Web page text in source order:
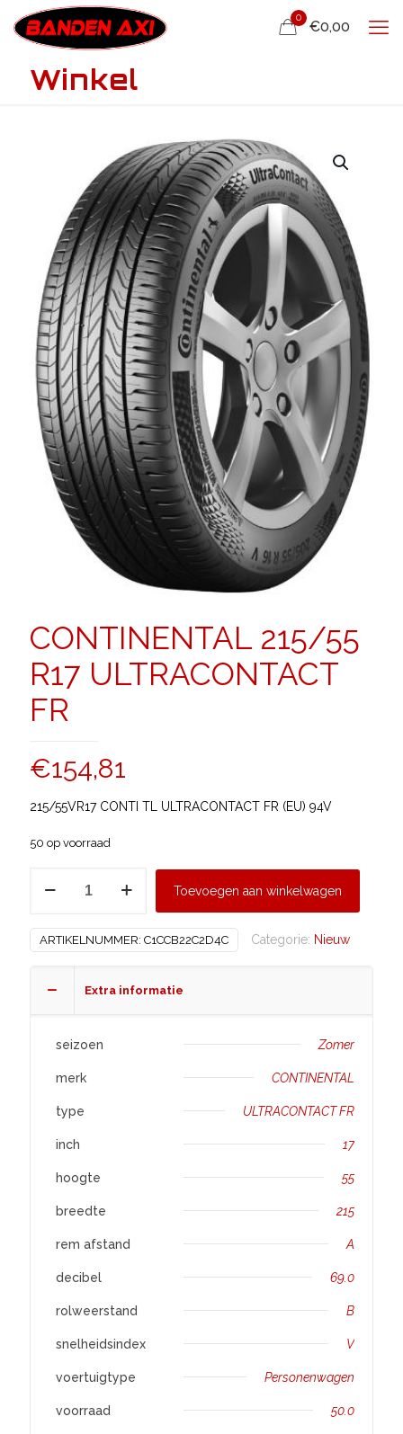
0
€0,00
Winkel
CONTINENTAL 215/55
R17 ULTRACONTACT
FR
€154,81
215/55VR17 CONTI TL ULTRACONTACT FR (EU) 94V
50 op voorraad
ULTRACONTACT
aantal
Toevoegen aan winkelwagen
ARTIKELNUMMER: C1CCB22C2D4C Categorie: Nieuw
Extra informatie
seizoen Zomer
merk CONTINENTAL
type ULTRACONTACT FR
inch 17
hoogte 55
breedte 215
rem afstand A
decibel 69.0
rolweerstand B
snelheidsindex V
voertuigtype Personenwagen
voorraad 50.0